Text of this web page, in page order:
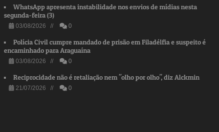
WhatsApp apresenta instabilidade nos envios de mídias nesta
segunda-feira (3)
03/08/2026 // 0
Polícia Civil cumpre mandado de prisão em Filadélfia e suspeito é
encaminhado para Araguaína
03/08/2026 // 0
Reciprocidade não é retaliação nem "olho por olho", diz Alckmin
21/07/2026 // 0